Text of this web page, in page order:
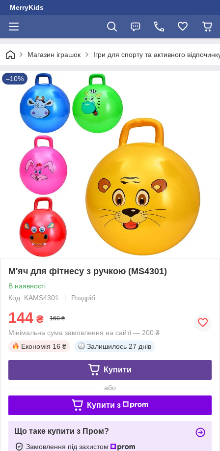
MerryKids
Магазин іграшок Ігри для спорту та активного
–10%
М'яч для фітнесу з ручкою (MS4301)
В наявності
Код: KAMS4301
Роздріб
144 ₴ 160 ₴
Мінімальна сума замовлення на сайті — 200 ₴
Економія 16 ₴ Залишилось 27 днів
Купити
або
Купити з
Що таке купити з Пром?
Замовлення під захистом